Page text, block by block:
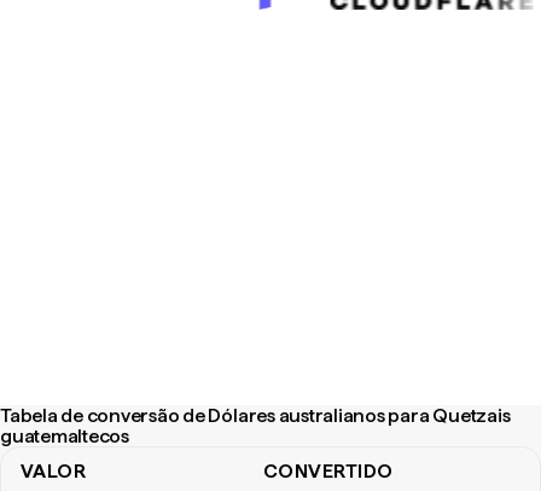
Tabela de conversão de Dólares australianos para Quetzais
guatemaltecos
VALOR CONVERTIDO